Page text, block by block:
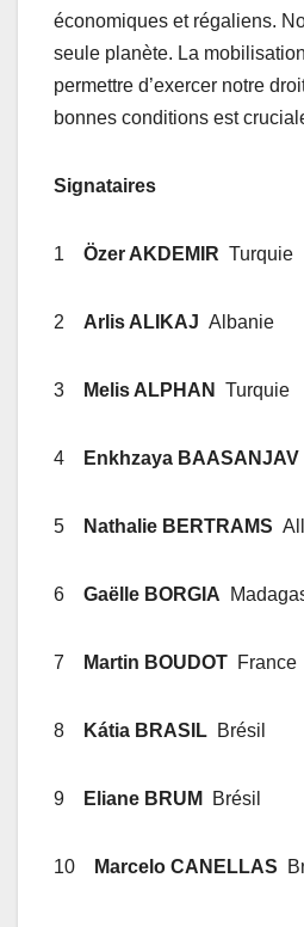
économiques et régaliens.
seule planète. La
permettre d’exercer notre
bonnes conditions est
Signataires
1 Özer AKDEMIR Turquie
2 Arlis ALIKAJ Albanie
3 Melis ALPHAN Turquie
4 Enkhzaya BAASANJAV
5 Nathalie BERTRAMS
6 Gaëlle BORGIA
7 Martin BOUDOT France
8 Kátia BRASIL Brésil
9 Eliane BRUM Brésil
10 Marcelo CANELLAS